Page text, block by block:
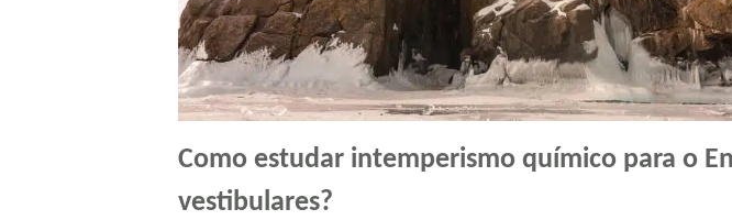
Como estudar intemperismo químico para o
vestibulares?